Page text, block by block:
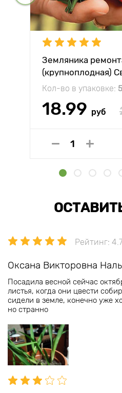
Земляника
(крупноплодная)
Кол-во в упаковке:
18.99 руб
Рейтинг:
Оксана Викторовна
Посадила весной сейчас
листья, когда они цвести
сидели в земле, конечно уже
но странно